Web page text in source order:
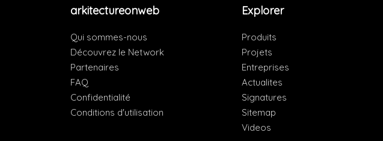
arkitectureonweb
Qui sommes-nous
Découvrez le Network
Partenaires
FAQ
Confidentialité
Conditions d'utilisation
Explorer
Produits
Projets
Entreprises
Actualites
Signatures
Sitemap
Videos